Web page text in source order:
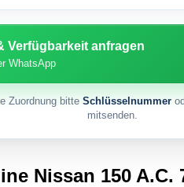
Verfügbarkeit anfragen
WhatsApp
Zuordnung bitte Schlüsselnummer
mitsenden.
Nissan 150 A.C.